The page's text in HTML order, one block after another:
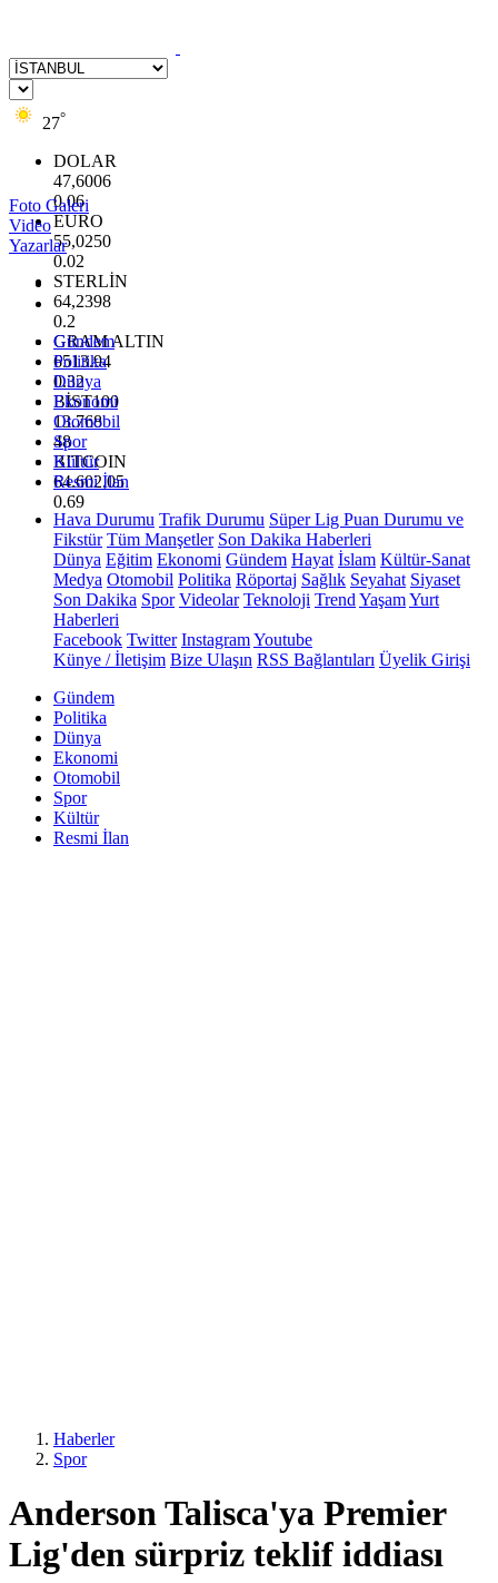
27°
DOLAR
47,6006
0.06
EURO
55,0250
0.02
STERLİN
64,2398
0.2
GRAM ALTIN
6513.94
0.32
BİST100
13.768
48
BITCOIN
64.602,05
0.69
Foto Galeri
Video
Yazarlar
Gündem
Politika
Dünya
Ekonomi
Otomobil
Spor
Kültür
Resmi İlan
Hava Durumu Trafik Durumu Süper Lig Puan Durumu ve
Fikstür Tüm Manşetler Son Dakika Haberleri
Dünya Eğitim Ekonomi Gündem Hayat İslam Kültür-Sanat
Medya Otomobil Politika Röportaj Sağlık Seyahat Siyaset
Son Dakika Spor Videolar Teknoloji Trend YaşamYurt
Haberleri
Facebook Twitter InstagramYoutube
Künye / İletişim Bize Ulaşın RSS Bağlantıları Üyelik Girişi
Gündem
Politika
Dünya
Ekonomi
Otomobil
Spor
Kültür
Resmi İlan
Haberler
Spor
Anderson Talisca'ya Premier
Lig'den sürpriz teklif iddiası